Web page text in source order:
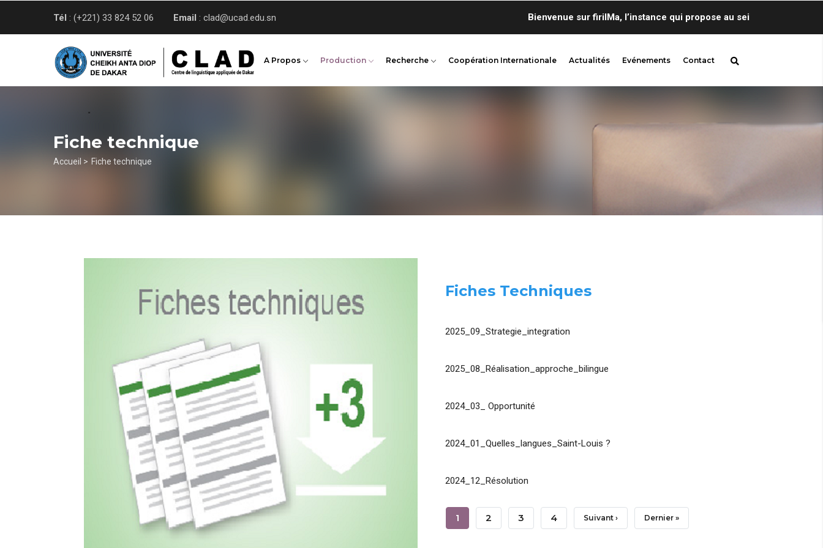
Tél : (+221) 33 824 52 06 Email : clad@ucad.edu.sn Bienvenue sur firilMa, l’instance qui propose au sein de Centre de
A Propos Production Recherche Coopération Internationale Actualités Evénements Contact
Fiche technique
Fil
Accueil > Fiche technique
Fiches Techniques
2025_09_Strategie_integration
2025_08_Réalisation_approche_bilingue
2024_03_ Opportunité
2024_01_Quelles_langues_Saint-Louis ?
2024_12_Résolution
Pagination
Page
1 Page
2 Page
3 Page
4 Page
Suivant › Dernière
Dernier »